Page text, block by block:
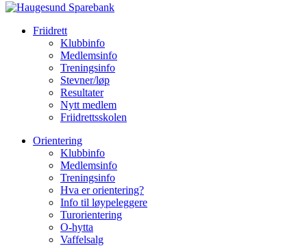
Friidrett
Klubbinfo
Medlemsinfo
Treningsinfo
Stevner/løp
Resultater
Nytt medlem
Friidrettsskolen
Orientering
Klubbinfo
Medlemsinfo
Treningsinfo
Hva er orientering?
Info til løypeleggere
Turorientering
O-hytta
Vaffelsalg